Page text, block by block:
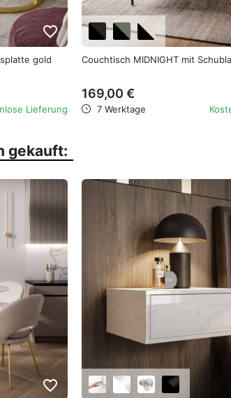
favorite_border
gold
Lieferung
Couchtisch MIDNIGHT mit
169,00 €
7 Werktage
gekauft:
favorite_border